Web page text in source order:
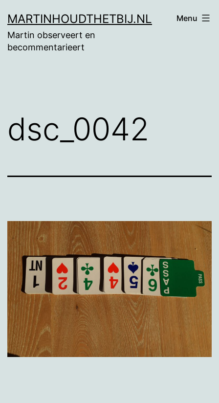
naar
de
MARTINHOUDTHETBIJ.NL
Martin observeert en
becommentarieert
Menu
dsc_0042